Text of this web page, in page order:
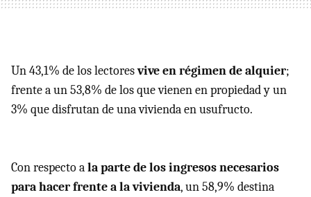
Un 43,1% de los lectoresvive en régimen de alquier;
frente a un 53,8% de los que vienen en propiedad y un
3% que disfrutan de una vivienda en usufructo.
Con respecto ala parte de los ingresos necesarios
para hacer frente a la vivienda, un 58,9% destina